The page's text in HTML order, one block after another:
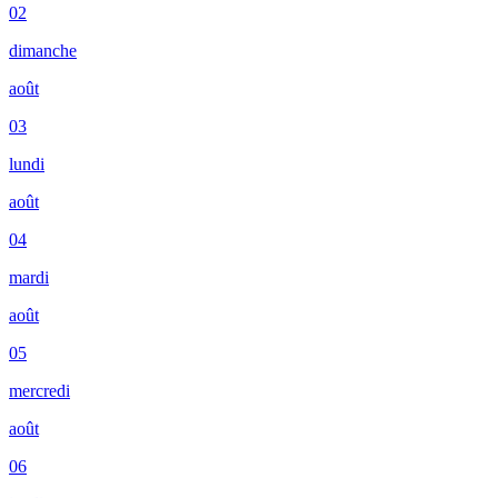
02
dimanche
août
03
lundi
août
04
mardi
août
05
mercredi
août
06